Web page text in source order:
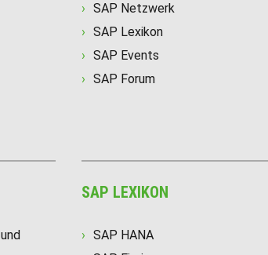
SAP Netzwerk
SAP Lexikon
SAP Events
SAP Forum
SAP LEXIKON
SAP HANA